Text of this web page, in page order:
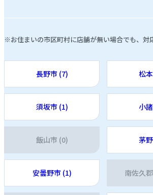
※お住まいの市区町村に店舗が無い場合でも、対
長野市 (7) 松
須坂市 (1) 小
飯山市 (0) 茅
安曇野市 (1) 南佐久